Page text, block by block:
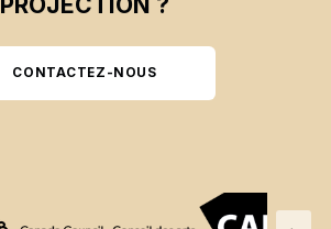
CONTACTEZ-NOUS